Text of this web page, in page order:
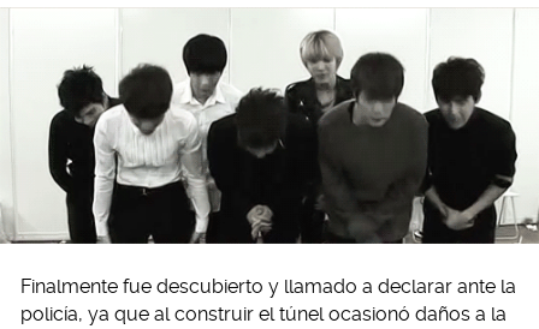
Finalmente fue descubierto y llamado a declarar ante la
policía, ya que al construir el túnel ocasionó daños a la